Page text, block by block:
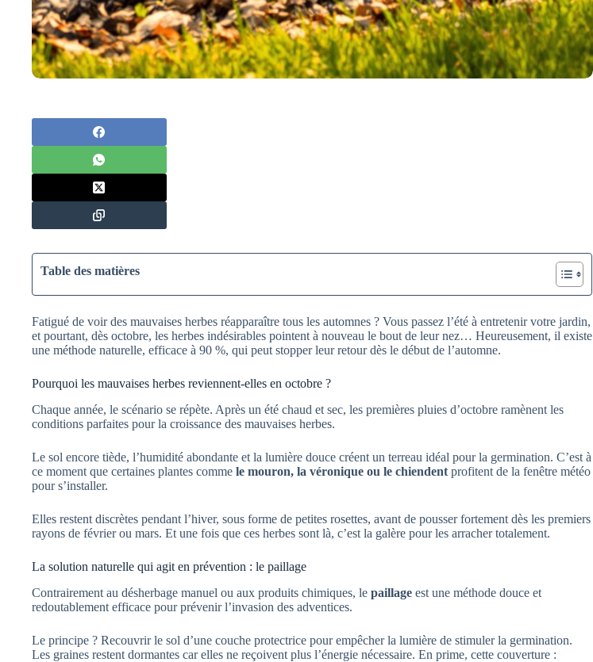
Table des matières
Fatigué de voir des mauvaises herbes réapparaître tous les automnes ? Vous passez l’été à entretenir votre jardin,
et pourtant, dès octobre, les herbes indésirables pointent à nouveau le bout de leur nez… Heureusement, il existe
une méthode naturelle, efficace à 90 %, qui peut stopper leur retour dès le début de l’automne.
Pourquoi les mauvaises herbes reviennent-elles en octobre ?
Chaque année, le scénario se répète. Après un été chaud et sec, les premières pluies d’octobre ramènent les
conditions parfaites pour la croissance des mauvaises herbes.
Le sol encore tiède, l’humidité abondante et la lumière douce créent un terreau idéal pour la germination. C’est à
ce moment que certaines plantes comme le mouron, la véronique ou le chiendent profitent de la fenêtre météo
pour s’installer.
Elles restent discrètes pendant l’hiver, sous forme de petites rosettes, avant de pousser fortement dès les premiers
rayons de février ou mars. Et une fois que ces herbes sont là, c’est la galère pour les arracher totalement.
La solution naturelle qui agit en prévention : le paillage
Contrairement au désherbage manuel ou aux produits chimiques, le paillage est une méthode douce et
redoutablement efficace pour prévenir l’invasion des adventices.
Le principe ? Recouvrir le sol d’une couche protectrice pour empêcher la lumière de stimuler la germination.
Les graines restent dormantes car elles ne reçoivent plus l’énergie nécessaire. En prime, cette couverture :